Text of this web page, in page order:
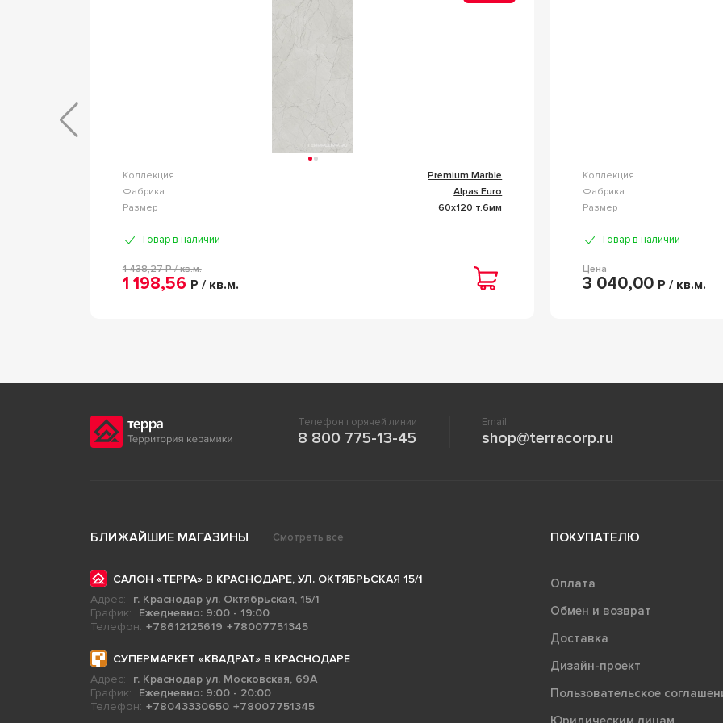
Коллекция
Premium Marble
Фабрика
Alpas Euro
Размер
60x120 т.6мм
Товар в наличии
1 438,27Р / кв.м.
1 198,56 Р / кв.м.
Коллекция
Фабрика
Размер
Товар в наличии
Цена
3 040,00 Р / кв.м.
Телефон горячей линии
8 800 775-13-45
Email
shop@terracorp.ru
БЛИЖАЙШИЕ МАГАЗИНЫ Смотреть все
САЛОН «ТЕРРА» В КРАСНОДАРЕ, УЛ. ОКТЯБРЬСКАЯ 15/1
Адрес:
г. Краснодар ул. Октябрьская, 15/1
График:
Ежедневно: 9:00 - 19:00
Телефон: +78612125619 +78007751345
СУПЕРМАРКЕТ «КВАДРАТ» В КРАСНОДАРЕ
Адрес:
г. Краснодар ул. Московская, 69А
График:
Ежедневно: 9:00 - 20:00
Телефон: +78043330650 +78007751345
ПОКУПАТЕЛЮ
Оплата
Обмен и возврат
Доставка
Дизайн-проект
Пользовательское